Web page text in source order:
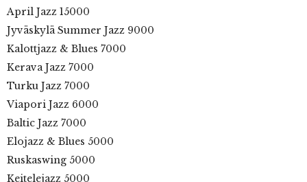
April Jazz 15000
Jyväskylä Summer Jazz 9000
Kalottjazz & Blues 7000
Kerava Jazz 7000
Turku Jazz 7000
Viapori Jazz 6000
Baltic Jazz 7000
Elojazz & Blues 5000
Ruskaswing 5000
Keitelejazz 5000